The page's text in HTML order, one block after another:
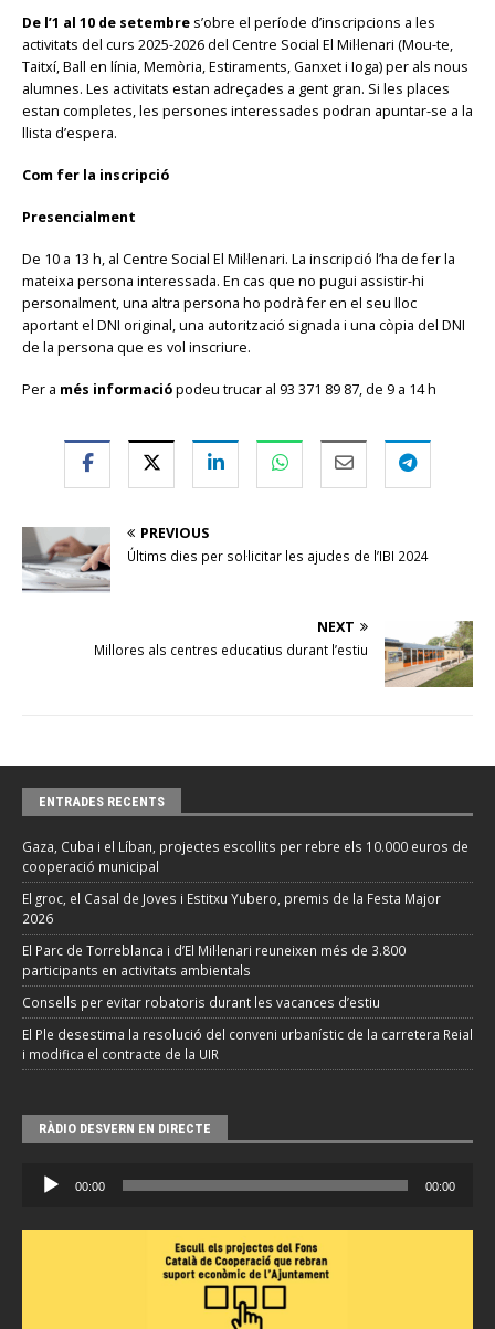
De l’1 al 10 de setembre s’obre el període d’inscripcions a les
activitats del curs 2025-2026 del Centre Social El Mil·lenari (Mou-te,
Taitxí, Ball en línia, Memòria, Estiraments, Ganxet i Ioga) per als nous
alumnes. Les activitats estan adreçades a gent gran. Si les places
estan completes, les persones interessades podran apuntar-se a la
llista d’espera.
Com fer la inscripció
Presencialment
De 10 a 13 h, al Centre Social El Mil·lenari. La inscripció l’ha de fer la
mateixa persona interessada. En cas que no pugui assistir-hi
personalment, una altra persona ho podrà fer en el seu lloc
aportant el DNI original, una autorització signada i una còpia del DNI
de la persona que es vol inscriure.
Per a més informaciópodeu trucar al 93 371 89 87, de 9 a 14 h
PREVIOUS
Últims dies per sol·licitar les ajudes de l’IBI 2024
NEXT
Millores als centres educatius durant l’estiu
ENTRADES RECENTS
Gaza, Cuba i el Líban, projectes escollits per rebre els 10.000 euros de
cooperació municipal
El groc, el Casal de Joves i Estitxu Yubero, premis de la Festa Major
2026
El Parc de Torreblanca i d’El Mil·lenari reuneixen més de 3.800
participants en activitats ambientals
Consells per evitar robatoris durant les vacances d’estiu
El Ple desestima la resolució del conveni urbanístic de la carretera Reial
i modifica el contracte de la UIR
RÀDIO DESVERN EN DIRECTE
Reproductor
d'àudio
00:00 00:00